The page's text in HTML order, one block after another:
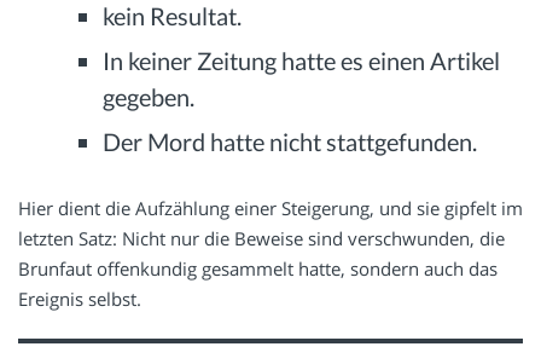
kein Resultat.
In keiner Zeitung hatte es einen Artikel
gegeben.
Der Mord hatte nicht stattgefunden.
Hier dient die Aufzählung einer Steigerung, und sie gipfelt im
letzten Satz: Nicht nur die Beweise sind verschwunden, die
Brunfaut offenkundig gesammelt hatte, sondern auch das
Ereignis selbst.